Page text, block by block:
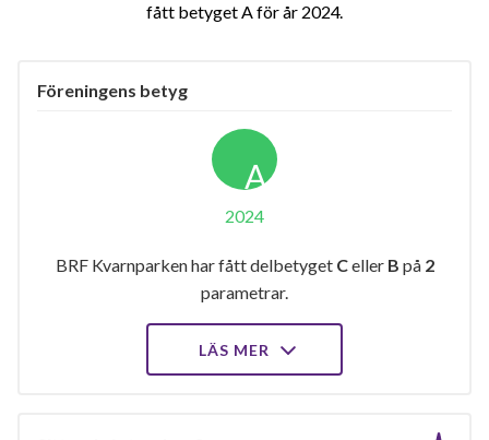
fått betyget A för år 2024
Föreningens betyg
A
2024
BRF Kvarnparken har fått delbetyget Celler B på 2
parametrar.
LÄS MER